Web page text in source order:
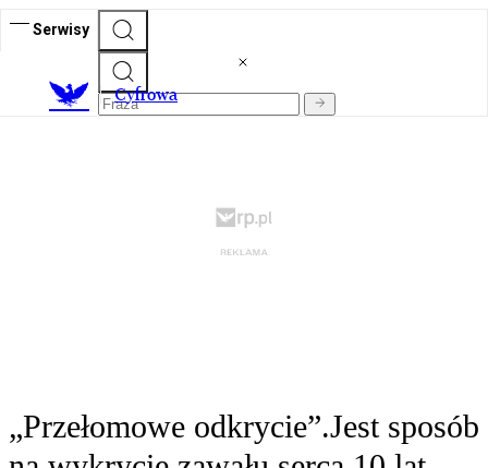
Serwisy
Cyfrowa
„Przełomowe odkrycie”.Jest sposób